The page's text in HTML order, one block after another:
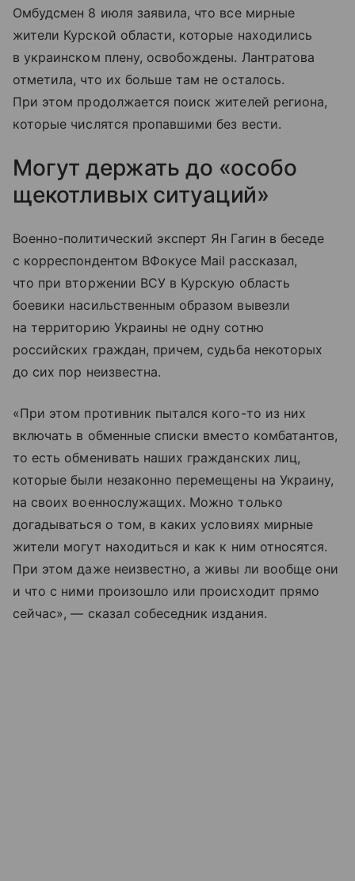
Омбудсмен 8 июля заявила, что все мирные
жители Курской области, которые находились
в украинском плену, освобождены. Лантратова
отметила, что их больше там не осталось.
При этом продолжается поиск жителей региона,
которые числятся пропавшими без вести.
Могут держать до «особо
щекотливых ситуаций»
Военно-политический эксперт Ян Гагин в беседе
с корреспондентом ВФокусе Mail рассказал,
что при вторжении ВСУ в Курскую область
боевики насильственным образом вывезли
на территорию Украины не одну сотню
российских граждан, причем, судьба некоторых
до сих пор неизвестна.
«При этом противник пытался кого-то из них
включать в обменные списки вместо комбатантов,
то есть обменивать наших гражданских лиц,
которые были незаконно перемещены на Украину,
на своих военнослужащих. Можно только
догадываться о том, в каких условиях мирные
жители могут находиться и как к ним относятся.
При этом даже неизвестно, а живы ли вообще они
и что с ними произошло или происходит прямо
сейчас», — сказал собеседник издания.